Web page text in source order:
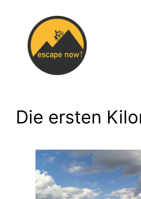
springen
Die ersten